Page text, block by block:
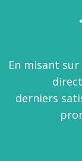
En misant
derniers